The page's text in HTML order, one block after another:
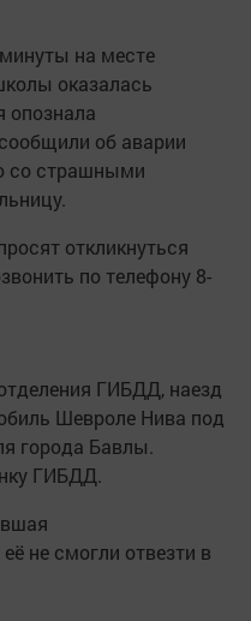
на месте
оказалась
опознала
об аварии
со страшными
откликнуться
по телефону 8-
ГИБДД, наезд
Шевроле Нива под
города Бавлы.
ГИБДД.
не смогли отвезти в